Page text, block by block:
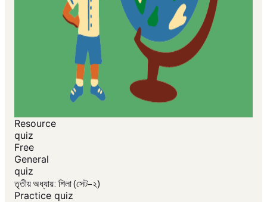
Resource
quiz
Free
General
quiz
তৃতীয় অধ্যায়: শিলা (সেট-২)
Practice quiz